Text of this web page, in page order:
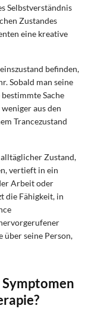
Selbstverständnis
Zustandes
eine kreative
befinden,
Sobald man seine
Sache
aus den
Trancezustand
alltäglicher Zustand,
vertieft in ein
Arbeit oder
die Fähigkeit, in
seine Person,